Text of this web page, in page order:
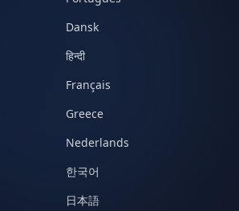
Dansk
हिन्दी
Français
Greece
Nederlands
한국어
日本語